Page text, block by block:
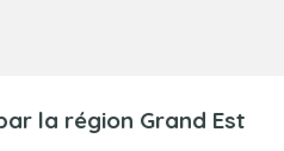
la région Grand Est